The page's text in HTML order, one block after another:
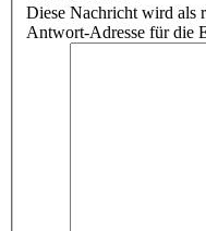
Diese Nachricht wird als
Antwort-Adresse für die